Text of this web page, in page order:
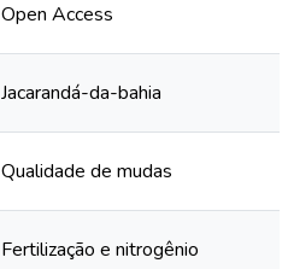
Open Access
Jacarandá-da-bahia
Qualidade de mudas
Fertilização e nitrogênio